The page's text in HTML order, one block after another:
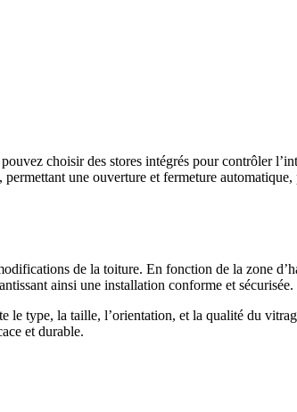
choisir des stores intégrés pour contrôler
une ouverture et fermeture
de la toiture. En fonction de la zone
ainsi une installation conforme et sécurisée.
le type, la taille, l’orientation, et la qualité du
et durable.